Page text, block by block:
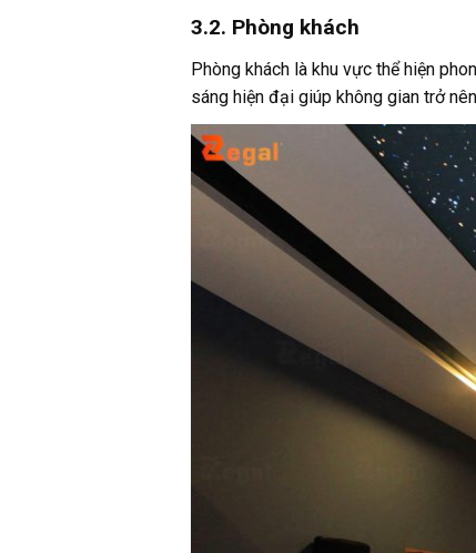
3.2. Phòng khách
Phòng khách là khu vực thể hiện
sáng hiện đại giúp không gian trở